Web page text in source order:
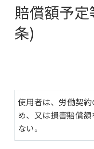
賠償額予
条)
使用者は、労働契
め、又は損害賠償
ない。